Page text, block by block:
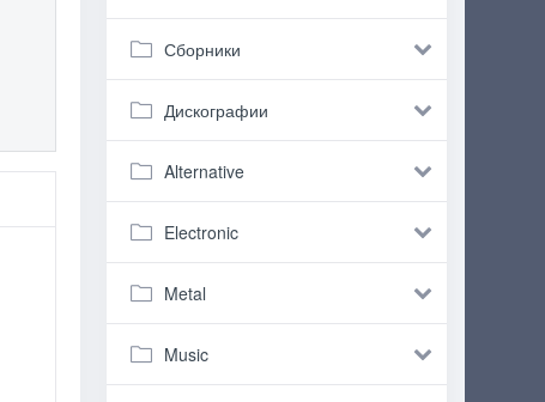
Сборники
Дискографии
Alternative
Electronic
Metal
Music